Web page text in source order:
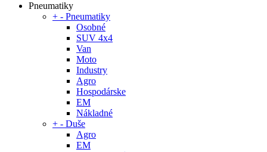
Pneumatiky
+ - Pneumatiky
Osobné
SUV 4x4
Van
Moto
Industry
Agro
Hospodárske
EM
Nákladné
+ - Duše
Agro
EM